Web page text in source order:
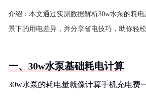
介绍： 本文通过实测数据解析30w水泵的耗
景下的用电差异，并分享省电技巧，助你轻
一、30w水泵基础耗电计算
30w水泵的耗电量就像计算手机充电费